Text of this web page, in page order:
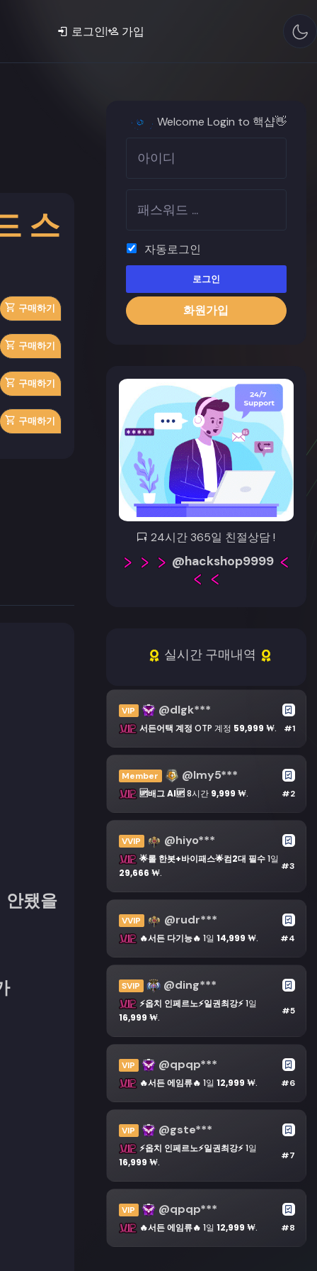
로그인| 가입
스
구매하기
구매하기
구매하기
구매하기
안됐을
Welcome Login to 핵샵👋
자동로그인
로그인
화원가입
24시간 365일 친절상담 !
@hackshop9999
실시간 구매내역
VIP @dlgk***
서든어택 계정 OTP 계정 59,999 ₩. #1
Member @lmy5***
🆙배그 AI🆙 8시간 9,999 ₩. #2
VVIP @hiyo***
🌟롤 한봇+바이패스🌟컴2대 필수1일
29,666 ₩.
#3
VVIP @rudr***
🔥서든 다기능🔥 1일14,999 ₩. #4
SVIP @ding***
⚡옵치 인페르노⚡일권최강⚡1일
16,999 ₩.
#5
VIP @qpqp***
🔥서든 에임류🔥 1일12,999 ₩. #6
VIP @gste***
⚡옵치 인페르노⚡일권최강⚡1일
16,999 ₩.
#7
VIP @qpqp***
🔥서든 에임류🔥 1일12,999 ₩. #8